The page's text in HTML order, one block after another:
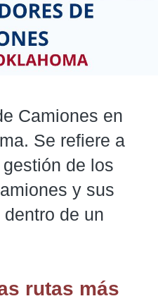
Camiones en
Se refiere a
de los
y sus
de un
rutas más